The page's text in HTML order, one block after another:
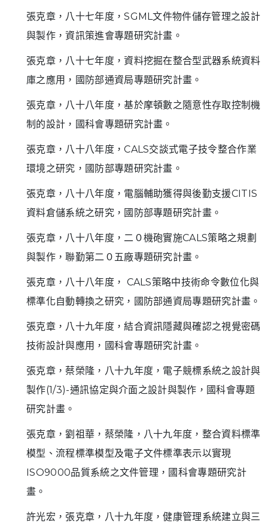
張克章，八十七年度，SGML文件物件儲存管理之設計
與製作，資訊策進會專題研究計畫。
張克章，八十七年度，資料挖掘在整合型武器系統資料
庫之應用，國防部通資局專題研究計畫。
張克章，八十八年度，基於摩頓數之隨意性存取控制機
制的設計，國科會專題研究計畫。
張克章，八十八年度，CALS交談式電子技令整合作業
環境之研究，國防部專題研究計畫。
張克章，八十八年度，電腦輔助獲得與後勤支援CITIS
資料倉儲系統之研究，國防部專題研究計畫。
張克章，八十八年度，二０機砲實施CALS策略之規劃
與製作，聯勤第二０五廠專題研究計畫。
張克章，八十八年度， CALS策略中技術命令數位化與
標準化自動轉換之研究，國防部通資局專題研究計畫。
張克章，八十九年度，結合資訊隱藏與確認之視覺密碼
技術設計與應用，國科會專題研究計畫。
張克章，蔡榮隆，八十九年度，電子競標系統之設計與
製作(1/3)-通訊協定與介面之設計與製作，國科會專題
研究計畫。
張克章，劉祖華，蔡榮隆，八十九年度，整合資料標準
模型、流程標準模型及電子文件標準表示以實現
ISO9000品質系統之文件管理，國科會專題研究計
畫。
許光宏，張克章，八十九年度，健康管理系統建立與三